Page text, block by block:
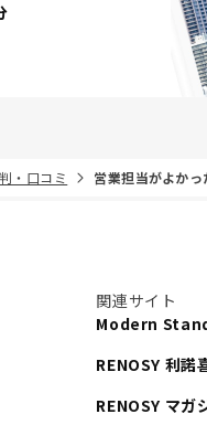
・口コミ 営業担当がよかっ
関連サイト
Modern
RENOSY 利諾
RENOSY マガ